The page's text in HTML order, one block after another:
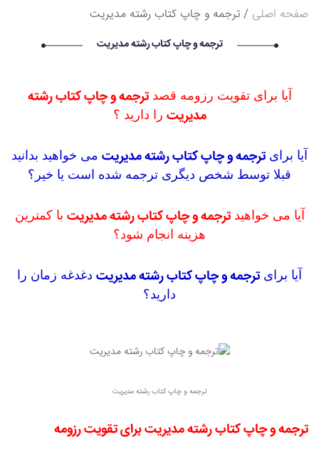
۱۴۰۵/۵/۱۶
درخواست استخدام شما با موفقیت انجام شد ساعت ۳:۴۸:۵۴ تاریخ
درخواست استخدام شما با موفقیت انجام شد ساعت ۳:۱۶:۴۱ تاریخ
۱۴۰۵/۵/۱۶
۱۴۰۵/۵/۱۵
صفحه اصلی ترجمه و چاپ کتاب رشته مدیریت
ترجمه و چاپ کتاب رشته مدیریت
آیا برای تقویت رزومه قصدترجمه و چاپ کتاب رشته
مدیریت را دارید ؟
آیا برایترجمه و چاپ کتاب رشته مدیریت می خواهید بدانید
قبلا توسط شخص دیگری ترجمه شده است یا خیر؟
آیا می خواهیدترجمه و چاپ کتاب رشته مدیریت با کمترین
هزینه انجام شود؟
آیا برایترجمه و چاپ کتاب رشته مدیریت دغدغه زمان را
دارید؟
ترجمه و چاپ کتاب رشته مدیریت
ترجمه و چاپ کتاب رشته مدیریت برای تقویت رزومه